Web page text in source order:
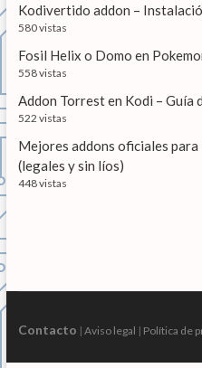
Kodivertido addon –
580 vistas
Fosil Helix o Domo en
558 vistas
Addon Torrest en Kodi – Guía
522 vistas
Mejores addons oficiales
(legales y sin líos)
448 vistas
Contacto | Aviso legal | Política de